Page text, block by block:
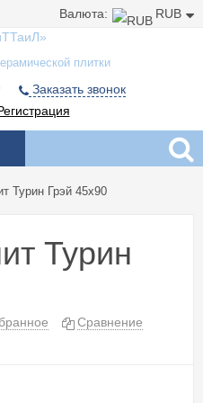
Валюта: RUB
плитки
Заказать звонок
Турин Грэй 45x90
Турин
Сравнение